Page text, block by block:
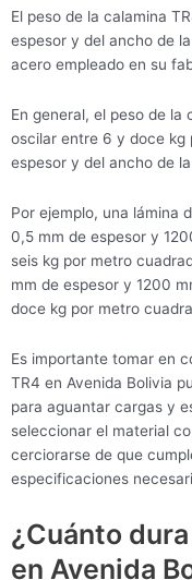
El peso de la calamina
espesor y del ancho de
acero empleado en su
En general, el peso de la
oscilar entre 6 y doce kg
espesor y del ancho de
Por ejemplo, una lámina
0,5 mm de espesor y
seis kg por metro
mm de espesor y 1200
doce kg por metro
Es importante tomar en
TR4 en Avenida Bolivia
para aguantar cargas y
seleccionar el material
cerciorarse de que
especificaciones
¿Cuánto
en Avenida